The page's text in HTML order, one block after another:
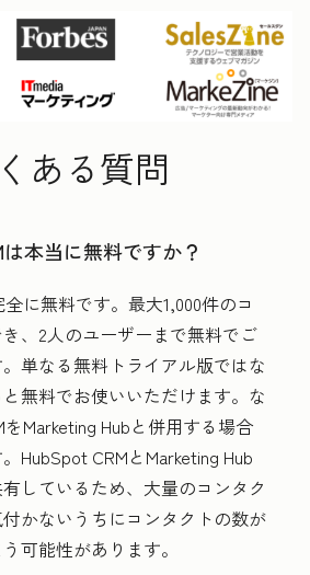
ある質問
本当に無料ですか？
に無料です。最大1,000件のコ
、2人のユーザーまで無料でご
単なる無料トライアル版ではな
無料でお使いいただけます。な
をMarketing Hubと併用する場合
HubSpot CRMとMarketing Hub
しているため、大量のコンタク
付かないうちにコンタクトの数が
可能性があります。